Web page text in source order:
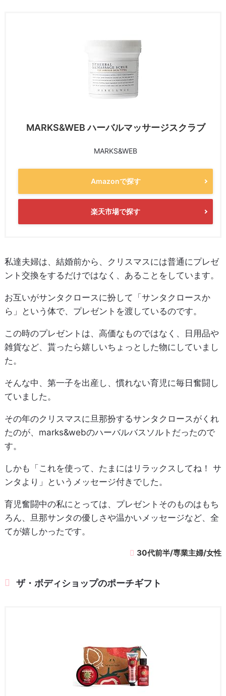
MARKS&WEB ハーバルマッサージスクラブ
MARKS&WEB
Amazonで探す
楽天市場で探す
私達夫婦は、結婚前から、クリスマスには普通にプレゼ
ント交換をするだけではなく、あることをしています。
お互いがサンタクロースに扮して「サンタクロースか
ら」という体で、プレゼントを渡しているのです。
この時のプレゼントは、高価なものではなく、日用品や
雑貨など、貰ったら嬉しいちょっとした物にしていまし
た。
そんな中、第一子を出産し、慣れない育児に毎日奮闘し
ていました。
その年のクリスマスに旦那扮するサンタクロースがくれ
たのが、marks&webのハーバルバスソルトだったので
す。
しかも「これを使って、たまにはリラックスしてね！ サ
ンタより」というメッセージ付きでした。
育児奮闘中の私にとっては、プレゼントそのものはもち
ろん、旦那サンタの優しさや温かいメッセージなど、全
てが嬉しかったです。
30代前半/専業主婦/女性
ザ・ボディショップのポーチギフト